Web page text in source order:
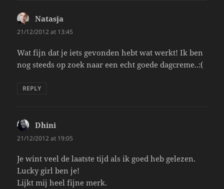
Natasja
21/12/2012 at 13:45
Wat fijn dat je iets gevonden hebt wat werkt! Ik ben
nog steeds op zoek naar een echt goede dagcreme..:(
REPLY
Dhini
21/12/2012 at 19:05
Je wint veel de laatste tijd als ik goed heb gelezen.
Lucky girl ben je!
Lijkt mij heel fijne merk.